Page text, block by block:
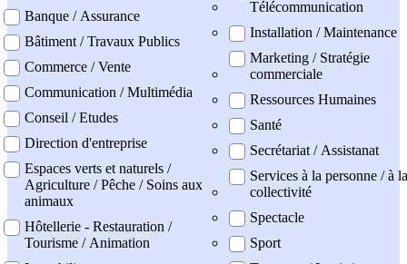
Banque / Assurance
Bâtiment / Travaux Publics
Commerce / Vente
Communication / Multimédia
Conseil / Etudes
Direction d'entreprise
Espaces verts et naturels /
Agriculture / Pêche / Soins aux
animaux
Hôtellerie - Restauration /
Tourisme / Animation
Télécommunication
Installation / Maintenance
Marketing / Stratégie
commerciale
Ressources Humaines
Santé
Secrétariat / Assistanat
Services à la personne / à la
collectivité
Spectacle
Sport